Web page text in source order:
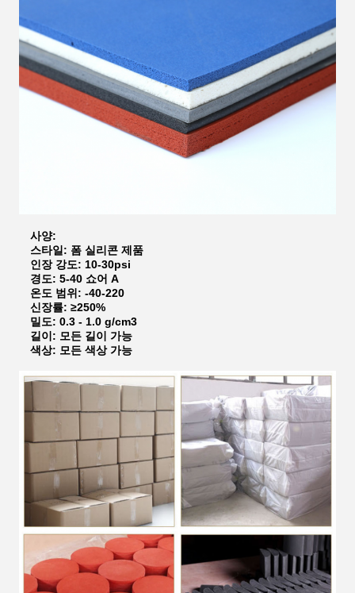
사양:
스타일: 폼 실리콘 제품
인장 강도: 10-30psi
경도: 5-40 쇼어 A
온도 범위: -40-220
신장률: ≥250%
밀도: 0.3 - 1.0 g/cm3
길이: 모든 길이 가능
색상: 모든 색상 가능